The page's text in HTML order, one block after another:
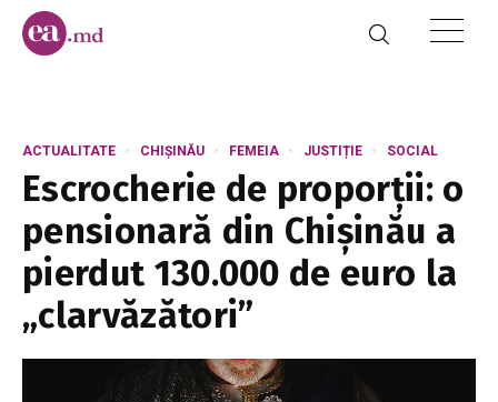
ACTUALITATE CHIȘINĂU FEMEIA JUSTIȚIE SOCIAL
Escrocherie de proporții: o
pensionară din Chișinău a
pierdut 130.000 de euro la
„clarvăzători”